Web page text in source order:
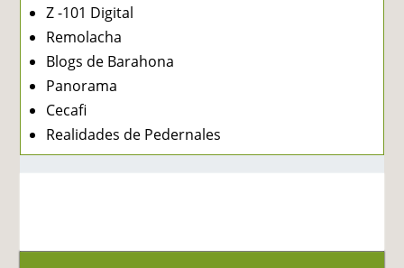
Z -101 Digital
Remolacha
Blogs de Barahona
Panorama
Cecafi
Realidades de Pedernales